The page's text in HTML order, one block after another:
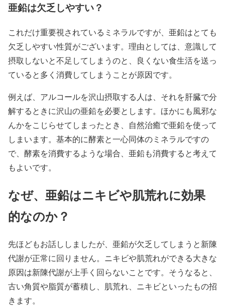
亜鉛は欠乏しやすい？
これだけ重要視されているミネラルですが、亜鉛はとても
欠乏しやすい性質がございます。理由としては、意識して
摂取しないと不足してしまうのと、良くない食生活を送っ
ていると多く消費してしまうことが原因です。
例えば、アルコールを沢山摂取する人は、それを肝臓で分
解するときに沢山の亜鉛を必要とします。ほかにも風邪な
んかをこじらせてしまったとき、自然治癒で亜鉛を使って
しまいます。基本的に酵素と一心同体のミネラルですの
で、酵素を消費するような場合、亜鉛も消費すると考えて
もよいです。
なぜ、亜鉛はニキビや肌荒れに効果
的なのか？
先ほどもお話ししましたが、亜鉛が欠乏してしまうと新陳
代謝が正常に回りません。ニキビや肌荒れができる大きな
原因は新陳代謝が上手く回らないことです。そうなると、
古い角質や脂質が蓄積し、肌荒れ、ニキビといったもの招
きます。